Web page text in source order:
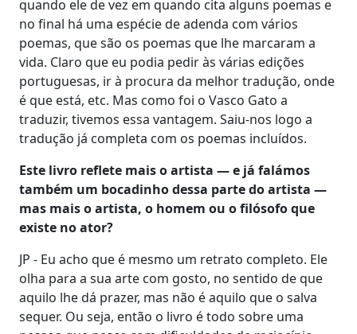
quando ele de vez em quando cita alguns poemas e
no final há uma espécie de adenda com vários
poemas, que são os poemas que lhe marcaram a
vida. Claro que eu podia pedir às várias edições
portuguesas, ir à procura da melhor tradução, onde
é que está, etc. Mas como foi o Vasco Gato a
traduzir, tivemos essa vantagem. Saiu-nos logo a
tradução já completa com os poemas incluídos.
Este livro reflete mais o artista — e já falámos
também um bocadinho dessa parte do artista —
mas mais o artista, o homem ou o filósofo que
existe no ator?
JP - Eu acho que é mesmo um retrato completo. Ele
olha para a sua arte com gosto, no sentido de que
aquilo lhe dá prazer, mas não é aquilo que o salva
sequer. Ou seja, então o livro é todo sobre uma